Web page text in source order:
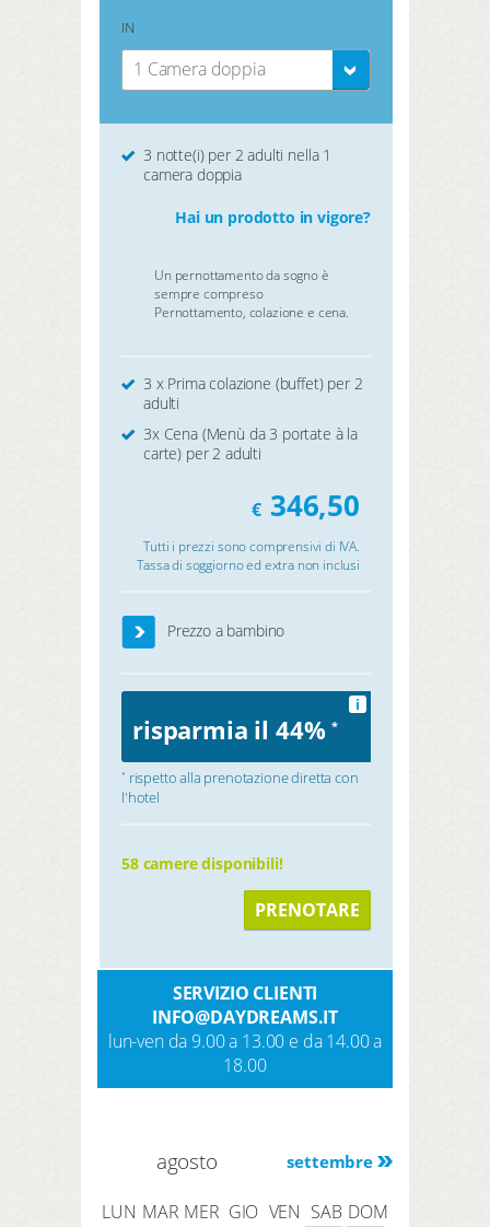
IN
1 Camera doppia
3 notte(i) per 2 adulti nella 1
camera doppia
Hai un prodotto in vigore?
Un pernottamento da sogno è
sempre compreso
Pernottamento, colazione e cena.
3 x Prima colazione (buffet) per 2
adulti
3x Cena (Menù da 3 portate à la
carte) per 2 adulti
€ 346,50
Tutti i prezzi sono comprensivi di IVA.
Tassa di soggiorno ed extra non inclusi
Prezzo a bambino
risparmia il 44%*
i
*rispetto alla prenotazione diretta con
l'hotel
58 camere disponibili!
PRENOTARE
SERVIZIO CLIENTI
INFO@DAYDREAMS.IT
lun-ven da 9.00 a 13.00 e da 14.00 a
18.00
settembre
agosto
LUN MAR MER GIO VEN SAB DOM